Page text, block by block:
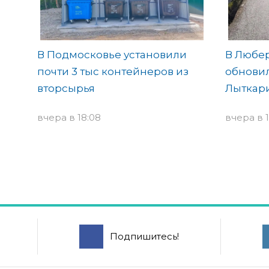
В Подмосковье установили
почти 3 тыс контейнеров из
вторсырья
вчера в 18:08
В
вчера в
Подпишитесь!